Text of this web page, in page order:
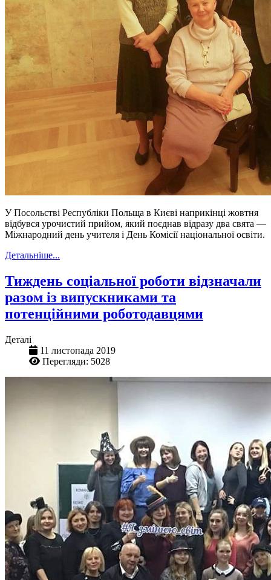
У Посольстві Республіки Польща в Києві наприкінці жовтня
відбувся урочистий прийом, який поєднав відразу два свята —
Міжнародний день учителя і День Комісії національної освіти.
Детальніше...
Тиждень соціальної роботи відзначали
разом із випускниками та
потенційними роботодавцями
Деталі
11 листопада 2019
Перегляди: 5028